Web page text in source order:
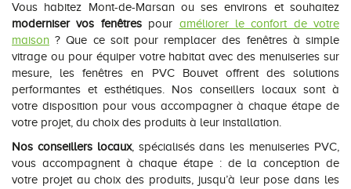
Vous habitez Mont-de-Marsan ou ses environs et souhaitez
moderniser vos fenêtrespour améliorer le confort de votre
maison ? Que ce soit pour remplacer des fenêtres à simple
vitrage ou pour équiper votre habitat avec des menuiseries sur
mesure, les fenêtres en PVC Bouvet offrent des solutions
performantes et esthétiques. Nos conseillers locaux sont à
votre disposition pour vous accompagner à chaque étape de
votre projet, du choix des produits à leur installation.
Nos conseillers locaux, spécialisés dans les menuiseries PVC,
vous accompagnent à chaque étape : de la conception de
votre projet au choix des produits, jusqu’à leur pose dans les